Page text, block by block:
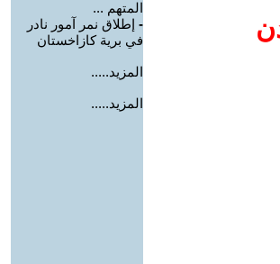
المتهم ...
- إطلاق نمر آمور نادر
في برية كازاخستان
المزيد.....
المزيد.....